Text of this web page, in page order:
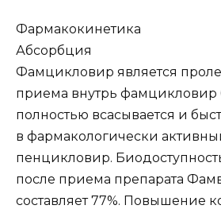
Фармакокинетика
Абсорбция
Фамцикловир является
приема внутрь фамцикловир
полностью всасывается и
в фармакологически
пенцикловир.
после приема препарата
составляет 77%. Повышение